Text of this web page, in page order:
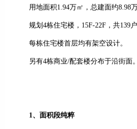
用地面积1.94万㎡，总建面约8.98万
规划4栋住宅楼，15F-22F，共139户
每栋住宅楼首层均有架空设计。
另有4栋商业/配套楼分布于沿街面。
1、面积段纯粹